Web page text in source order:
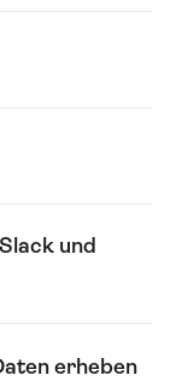
und
erheben